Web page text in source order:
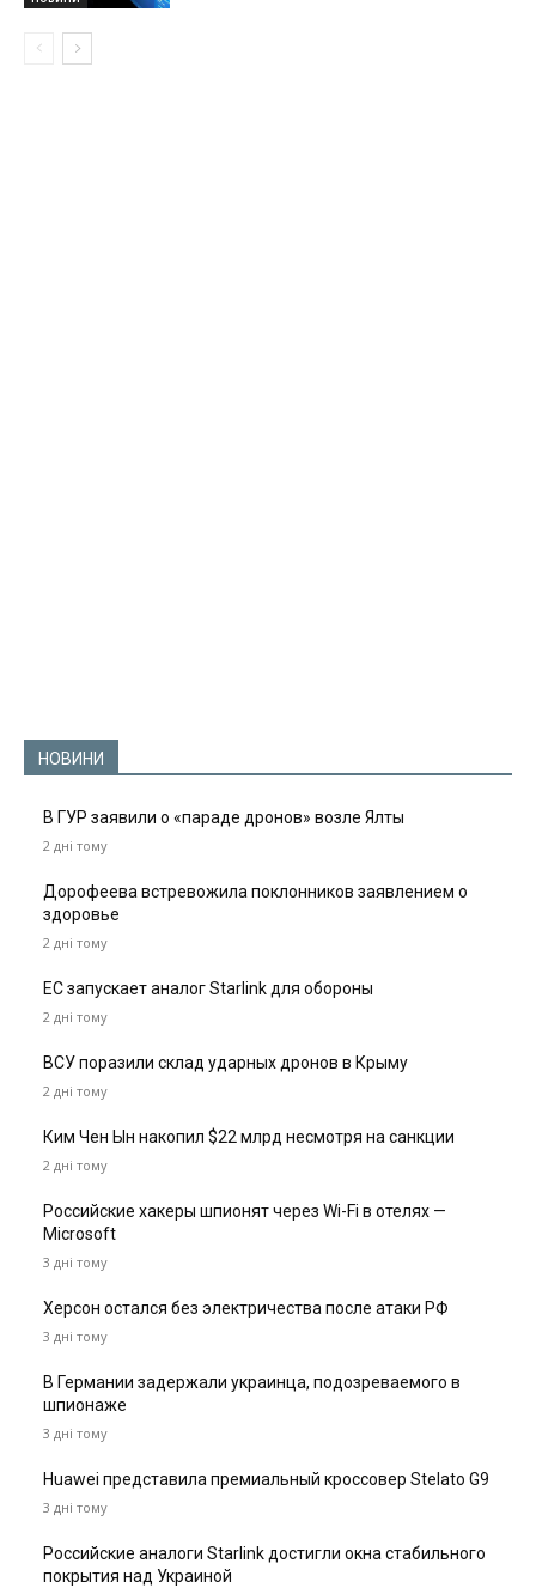
НОВИНИ
В ГУР заявили о «параде дронов» возле Ялты
2 дні тому
Дорофеева встревожила поклонников заявлением о
здоровье
2 дні тому
ЕС запускает аналог Starlink для обороны
2 дні тому
ВСУ поразили склад ударных дронов в Крыму
2 дні тому
Ким Чен Ын накопил $22 млрд несмотря на санкции
2 дні тому
Российские хакеры шпионят через Wi-Fi в отелях —
Microsoft
3 дні тому
Херсон остался без электричества после атаки РФ
3 дні тому
В Германии задержали украинца, подозреваемого в
шпионаже
3 дні тому
Huawei представила премиальный кроссовер Stelato G9
3 дні тому
Российские аналоги Starlink достигли окна стабильного
покрытия над Украиной